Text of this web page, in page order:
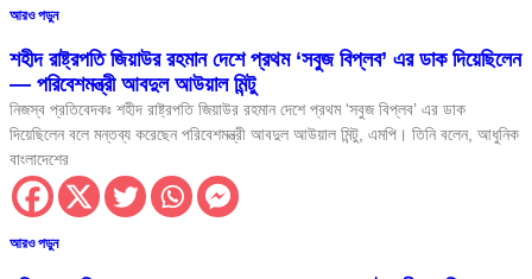
আরও পড়ুন
শহীদ রাষ্ট্রপতি জিয়াউর রহমান দেশে প্রথম ‘সবুজ বিপ্লব’ এর ডাক দিয়েছিলেন
— পরিবেশমন্ত্রী আবদুল আউয়াল মিন্টু
নিজস্ব প্রতিবেদকঃ শহীদ রাষ্ট্রপতি জিয়াউর রহমান দেশে প্রথম ‘সবুজ বিপ্লব’ এর ডাক
দিয়েছিলেন বলে মন্তব্য করেছেন পরিবেশমন্ত্রী আবদুল আউয়াল মিন্টু, এমপি। তিনি বলেন, আধুনিক
বাংলাদেশের
আরও পড়ুন